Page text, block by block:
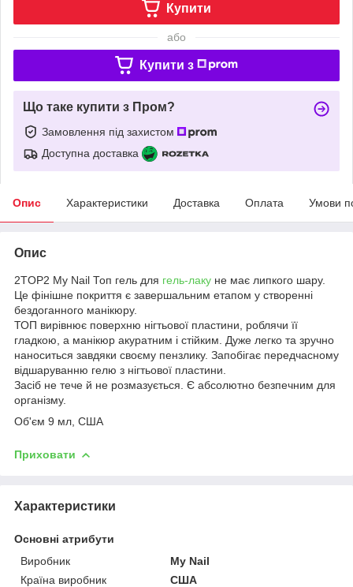
Купити
або
Купити з
Що таке купити з Пром?
Замовлення під захистом
Доступна доставка
Опис Характеристики Доставка Оплата Умови
Опис
2TOP2 My Nail Топ гель для гель-лаку не має липкого шару.
Це фінішне покриття є завершальним етапом у створенні
бездоганного манікюру.
ТОП вирівнює поверхню нігтьової пластини, роблячи її
гладкою, а манікюр акуратним і стійким. Дуже легко та зручно
наноситься завдяки своєму пензлику. Запобігає передчасному
відшаруванню гелю з нігтьової пластини.
Засіб не тече й не розмазується. Є абсолютно безпечним для
організму.
Об'єм 9 мл, США
Приховати
Характеристики
Основні атрибути
Виробник
My Nail
Країна виробник
США